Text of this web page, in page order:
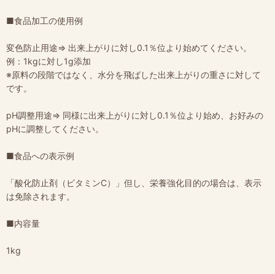
■食品加工の使用例
変色防止用途⇒ 出来上がりに対し0.1％位より始めてください。
例：1kgに対し1g添加
※原料の段階ではなく、水分を飛ばした出来上がりの重さに対して
です。
pH調整用途⇒ 同様に出来上がりに対し0.1％位より始め、お好みの
pHに調整してください。
■食品への表示例
「酸化防止剤（ビタミンC）」但し、栄養強化目的の場合は、表示
は免除されます。
■内容量
1kg